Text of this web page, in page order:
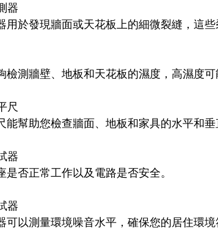
器
用於發現牆面或天花板上的細微裂縫，這
檢測牆壁、地板和天花板的濕度，高濕度
尺
能幫助您檢查牆面、地板和家具的水平和
器
是否正常工作以及電路是否安全。
器
可以測量環境噪音水平，確保您的居住環境